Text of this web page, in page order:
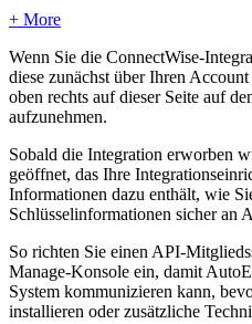
+ More
Wenn Sie die ConnectWise-
diese zunächst über Ihren Account
oben rechts auf dieser Seite auf
aufzunehmen.
Sobald die Integration erworben
geöffnet, das Ihre
Informationen dazu enthält, wie
Schlüsselinformationen sicher an
So richten Sie einen API-
Manage-Konsole ein, damit
System kommunizieren kann,
installieren oder zusätzliche